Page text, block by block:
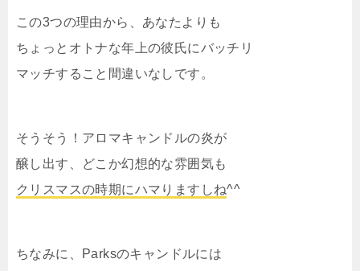
この3つの理由から、あなたよりも
ちょっとオトナな年上の彼氏にバッチリ
マッチすること間違いなしです。
そうそう！アロマキャンドルの炎が
醸し出す、どこか幻想的な雰囲気も
クリスマスの時期にハマりますしね^^
ちなみに、Parksのキャンドルには